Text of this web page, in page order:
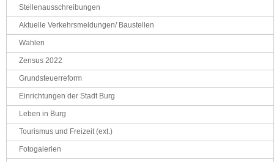
Stellenausschreibungen
Aktuelle Verkehrsmeldungen/ Baustellen
Wahlen
Zensus 2022
Grundsteuerreform
Einrichtungen der Stadt Burg
Leben in Burg
Tourismus und Freizeit (ext.)
Fotogalerien